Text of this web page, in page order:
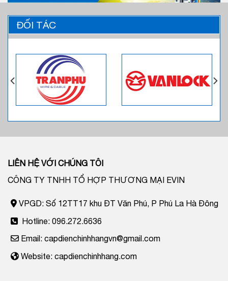
ĐỐI TÁC
LIÊN HỆ VỚI CHÚNG TÔI
CÔNG TY TNHH TỔ HỢP THƯƠNG MẠI EVIN
VPGD: Số 12TT17 khu ĐT Văn Phú, P Phú La Hà Đông
Hotline: 096.272.6636
Email: capdienchinhhangvn@gmail.com
Website: capdienchinhhang.com